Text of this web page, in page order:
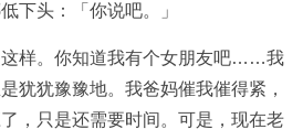
下头：「你说吧。」
这样。你知道我有个女朋友吧……我
犹犹豫豫地。我爸妈催我催得紧，
，只是还需要时间。可是，现在老